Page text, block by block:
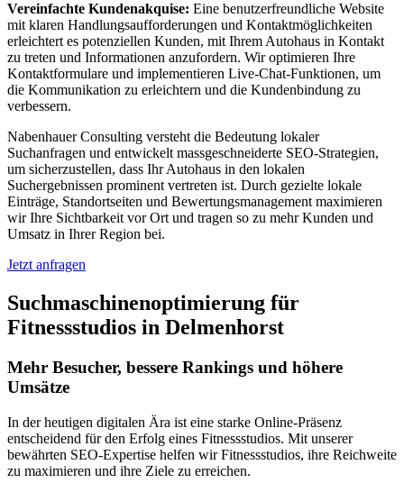
Vereinfachte Kundenakquise: Eine benutzerfreundliche Website
mit klaren Handlungsaufforderungen und Kontaktmöglichkeiten
erleichtert es potenziellen Kunden, mit Ihrem Autohaus in Kontakt
zu treten und Informationen anzufordern. Wir optimieren Ihre
Kontaktformulare und implementieren Live-Chat-Funktionen, um
die Kommunikation zu erleichtern und die Kundenbindung zu
verbessern.
Nabenhauer Consulting versteht die Bedeutung lokaler
Suchanfragen und entwickelt massgeschneiderte SEO-Strategien,
um sicherzustellen, dass Ihr Autohaus in den lokalen
Suchergebnissen prominent vertreten ist. Durch gezielte lokale
Einträge, Standortseiten und Bewertungsmanagement maximieren
wir Ihre Sichtbarkeit vor Ort und tragen so zu mehr Kunden und
Umsatz in Ihrer Region bei.
Jetzt anfragen
Suchmaschinenoptimierung für
Fitnessstudios in Delmenhorst
Mehr Besucher, bessere Rankings und höhere
Umsätze
In der heutigen digitalen Ära ist eine starke Online-Präsenz
entscheidend für den Erfolg eines Fitnessstudios. Mit unserer
bewährten SEO-Expertise helfen wir Fitnessstudios, ihre Reichweite
zu maximieren und ihre Ziele zu erreichen.